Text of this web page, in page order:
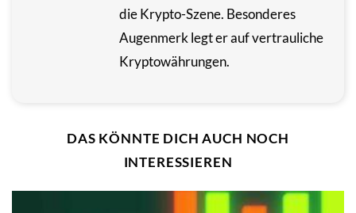
die Krypto-Szene. Besonderes
Augenmerk legt er auf vertrauliche
Kryptowährungen.
DAS KÖNNTE DICH AUCH NOCH
INTERESSIEREN